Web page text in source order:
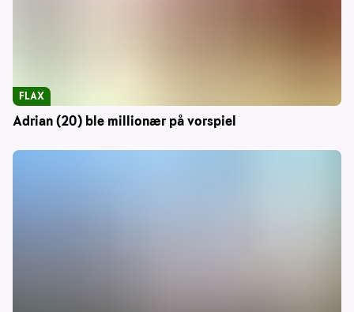
Adrian (20) ble millionær på vorspiel
FLAX